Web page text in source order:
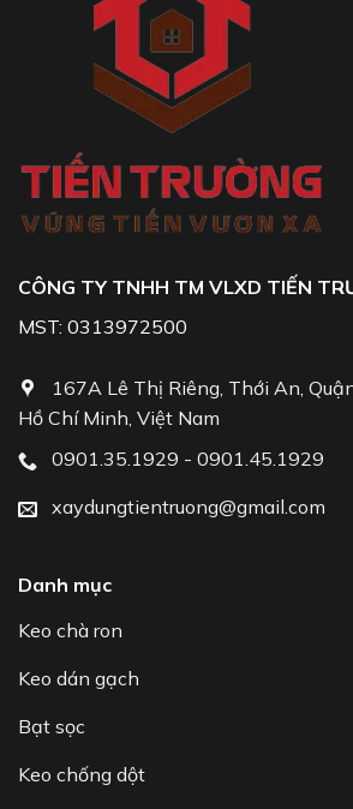
CÔNG TY TNHH TM VLXD TIẾN
MST: 0313972500
167A Lê Thị Riêng, Thới An,
Hồ Chí Minh, Việt Nam
0901.35.1929 - 0901.45.1929
xaydungtientruong@gmail.com
Danh mục
Keo chà ron
Keo dán gạch
Bạt sọc
Keo chống dột